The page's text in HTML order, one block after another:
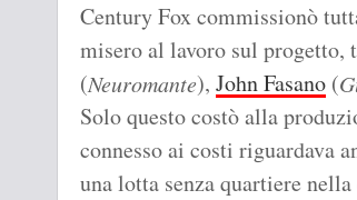
Century Fox commissionò
misero al lavoro sul progetto,
(Neuromante), John Fasano (
Solo questo costò alla
connesso ai costi riguardava
una lotta senza quartiere